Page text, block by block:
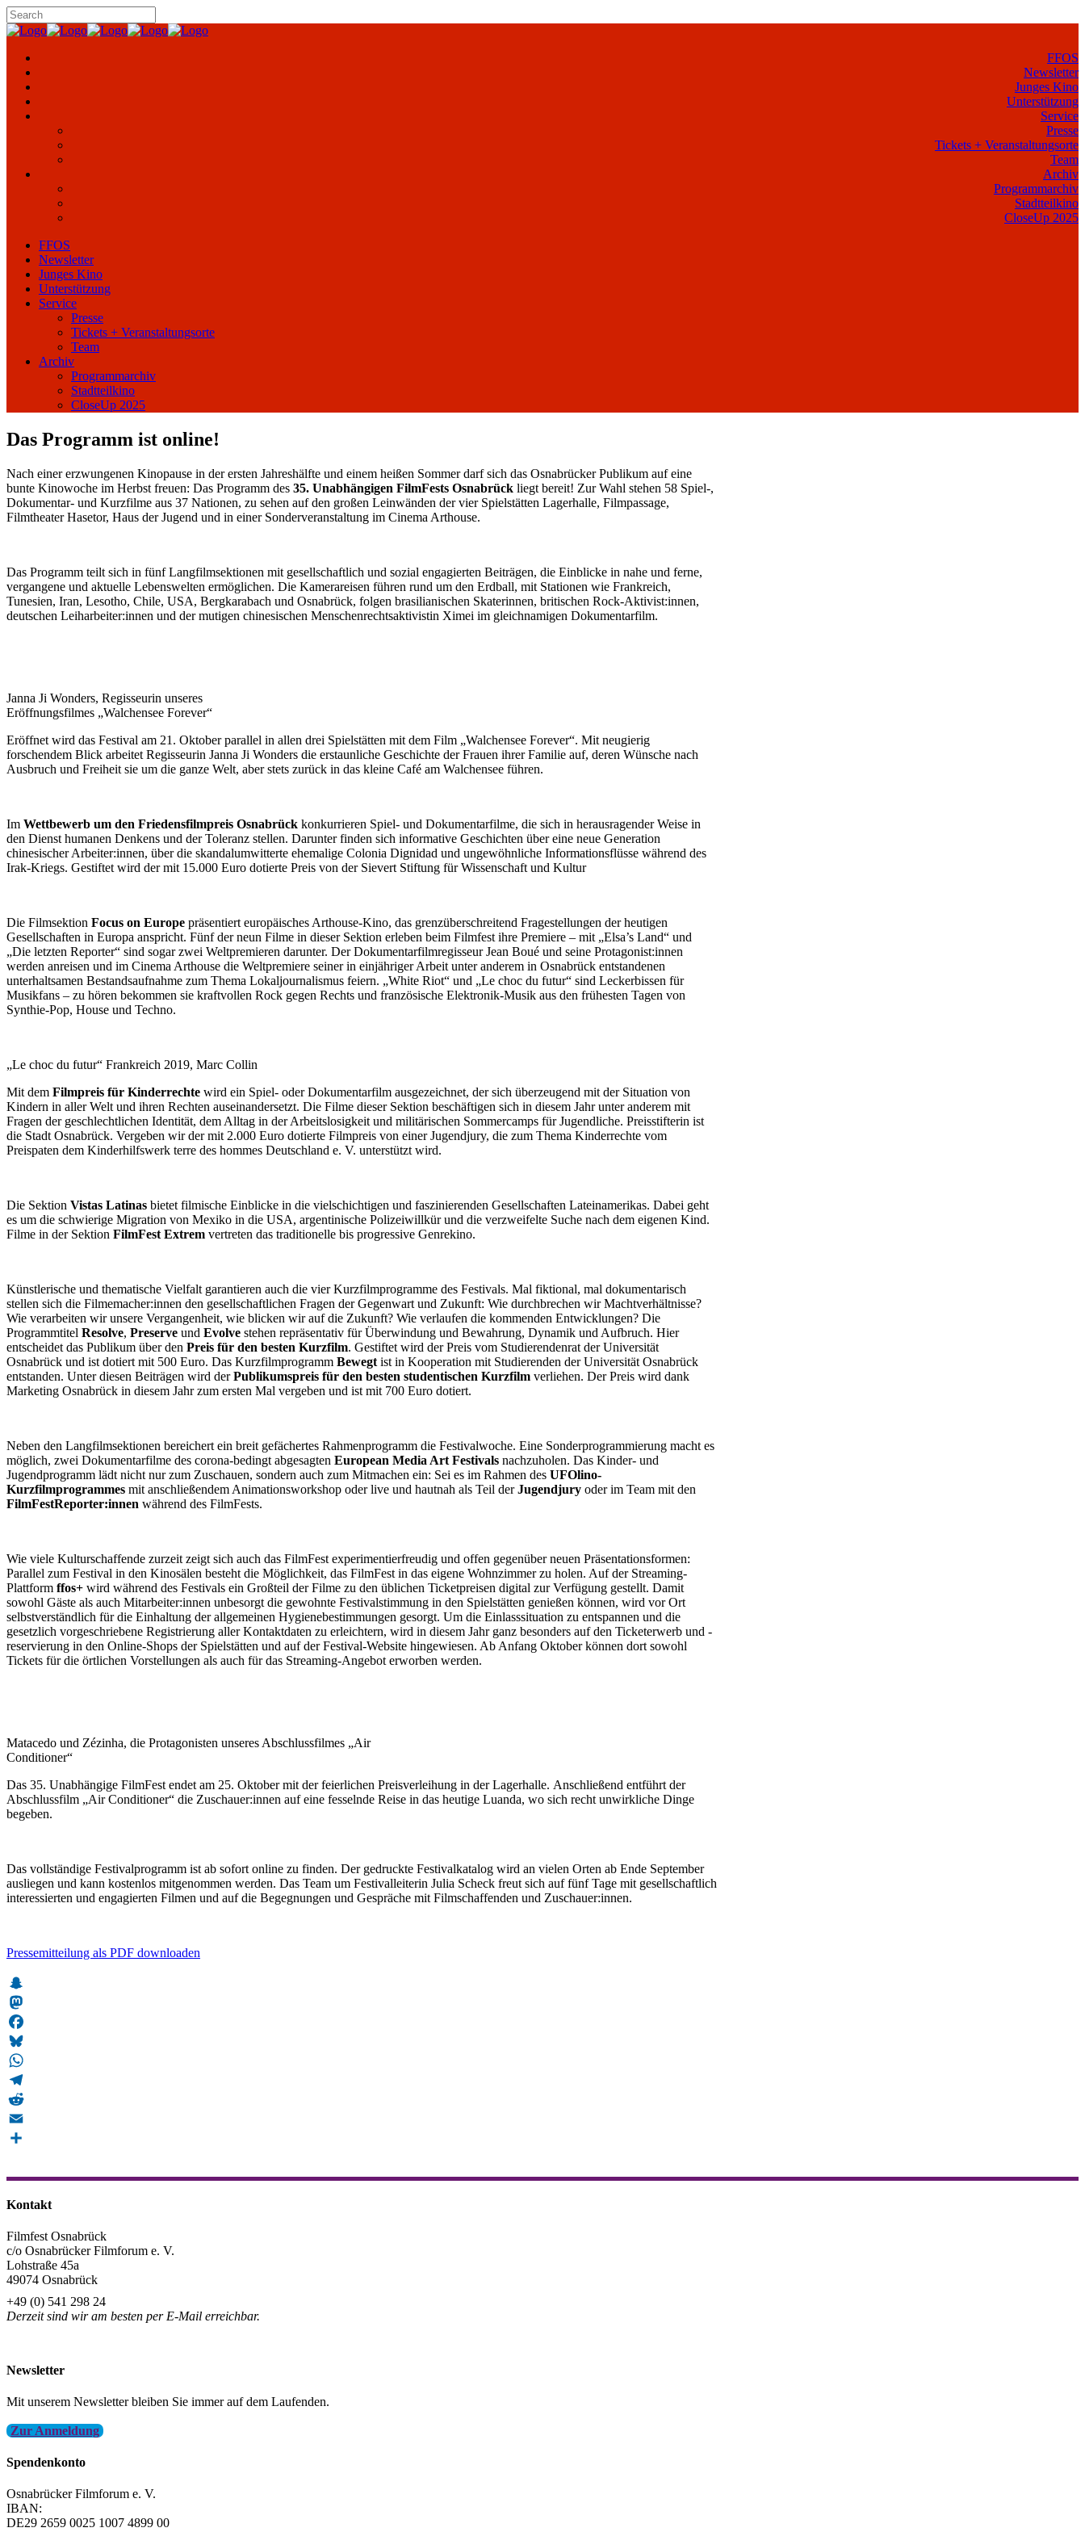
FFOS
Newsletter
Junges Kino
Unterstützung
Service
Presse
Tickets + Veranstaltungsorte
Team
Archiv
Programmarchiv
Stadtteilkino
CloseUp 2025
FFOS
Newsletter
Junges Kino
Unterstützung
Service
Presse
Tickets + Veranstaltungsorte
Team
Archiv
Programmarchiv
Stadtteilkino
CloseUp 2025
Das Programm ist online!
Nach einer erzwungenen Kinopause in der ersten Jahreshälfte und einem heißen Sommer darf sich das Osnabrücker Publikum auf eine
bunte Kinowoche im Herbst freuen: Das Programm des 35. Unabhängigen FilmFests Osnabrück liegt bereit! Zur Wahl stehen 58 Spiel-,
Dokumentar- und Kurzfilme aus 37 Nationen, zu sehen auf den großen Leinwänden der vier Spielstätten Lagerhalle, Filmpassage,
Filmtheater Hasetor, Haus der Jugend und in einer Sonderveranstaltung im Cinema Arthouse.
Das Programm teilt sich in fünf Langfilmsektionen mit gesellschaftlich und sozial engagierten Beiträgen, die Einblicke in nahe und ferne,
vergangene und aktuelle Lebenswelten ermöglichen. Die Kamerareisen führen rund um den Erdball, mit Stationen wie Frankreich,
Tunesien, Iran, Lesotho, Chile, USA, Bergkarabach und Osnabrück, folgen brasilianischen Skaterinnen, britischen Rock-Aktivist:innen,
deutschen Leiharbeiter:innen und der mutigen chinesischen Menschenrechtsaktivistin Ximei im gleichnamigen Dokumentarfilm.
Janna Ji Wonders, Regisseurin unseres
Eröffnungsfilmes „Walchensee Forever“
Eröffnet wird das Festival am 21. Oktober parallel in allen drei Spielstätten mit dem Film „Walchensee Forever“. Mit neugierig
forschendem Blick arbeitet Regisseurin Janna Ji Wonders die erstaunliche Geschichte der Frauen ihrer Familie auf, deren Wünsche nach
Ausbruch und Freiheit sie um die ganze Welt, aber stets zurück in das kleine Café am Walchensee führen.
Im Wettbewerb um den Friedensfilmpreis Osnabrück konkurrieren Spiel- und Dokumentarfilme, die sich in herausragender Weise in
den Dienst humanen Denkens und der Toleranz stellen. Darunter finden sich informative Geschichten über eine neue Generation
chinesischer Arbeiter:innen, über die skandalumwitterte ehemalige Colonia Dignidad und ungewöhnliche Informationsflüsse während des
Irak-Kriegs. Gestiftet wird der mit 15.000 Euro dotierte Preis von der Sievert Stiftung für Wissenschaft und Kultur
Die Filmsektion Focus on Europe präsentiert europäisches Arthouse-Kino, das grenzüberschreitend Fragestellungen der heutigen
Gesellschaften in Europa anspricht. Fünf der neun Filme in dieser Sektion erleben beim Filmfest ihre Premiere – mit „Elsa’s Land“ und
„Die letzten Reporter“ sind sogar zwei Weltpremieren darunter. Der Dokumentarfilmregisseur Jean Boué und seine Protagonist:innen
werden anreisen und im Cinema Arthouse die Weltpremiere seiner in einjähriger Arbeit unter anderem in Osnabrück entstandenen
unterhaltsamen Bestandsaufnahme zum Thema Lokaljournalismus feiern. „White Riot“ und „Le choc du futur“ sind Leckerbissen für
Musikfans – zu hören bekommen sie kraftvollen Rock gegen Rechts und französische Elektronik-Musik aus den frühesten Tagen von
Synthie-Pop, House und Techno.
„Le choc du futur“ Frankreich 2019, Marc Collin
Mit dem Filmpreis für Kinderrechte wird ein Spiel- oder Dokumentarfilm ausgezeichnet, der sich überzeugend mit der Situation von
Kindern in aller Welt und ihren Rechten auseinandersetzt. Die Filme dieser Sektion beschäftigen sich in diesem Jahr unter anderem mit
Fragen der geschlechtlichen Identität, dem Alltag in der Arbeitslosigkeit und militärischen Sommercamps für Jugendliche. Preisstifterin ist
die Stadt Osnabrück. Vergeben wir der mit 2.000 Euro dotierte Filmpreis von einer Jugendjury, die zum Thema Kinderrechte vom
Preispaten dem Kinderhilfswerk terre des hommes Deutschland e. V. unterstützt wird.
Die Sektion Vistas Latinas bietet filmische Einblicke in die vielschichtigen und faszinierenden Gesellschaften Lateinamerikas. Dabei geht
es um die schwierige Migration von Mexiko in die USA, argentinische Polizeiwillkür und die verzweifelte Suche nach dem eigenen Kind.
Filme in der Sektion FilmFest Extrem vertreten das traditionelle bis progressive Genrekino.
Künstlerische und thematische Vielfalt garantieren auch die vier Kurzfilmprogramme des Festivals. Mal fiktional, mal dokumentarisch
stellen sich die Filmemacher:innen den gesellschaftlichen Fragen der Gegenwart und Zukunft: Wie durchbrechen wir Machtverhältnisse?
Wie verarbeiten wir unsere Vergangenheit, wie blicken wir auf die Zukunft? Wie verlaufen die kommenden Entwicklungen? Die
Programmtitel Resolve, Preserve und Evolve stehen repräsentativ für Überwindung und Bewahrung, Dynamik und Aufbruch. Hier
entscheidet das Publikum über den Preis für den besten Kurzfilm. Gestiftet wird der Preis vom Studierendenrat der Universität
Osnabrück und ist dotiert mit 500 Euro. Das Kurzfilmprogramm Bewegt ist in Kooperation mit Studierenden der Universität Osnabrück
entstanden. Unter diesen Beiträgen wird derPublikumspreis für den besten studentischen Kurzfilm verliehen. Der Preis wird dank
Marketing Osnabrück in diesem Jahr zum ersten Mal vergeben und ist mit 700 Euro dotiert.
Neben den Langfilmsektionen bereichert ein breit gefächertes Rahmenprogramm die Festivalwoche. Eine Sonderprogrammierung macht es
möglich, zwei Dokumentarfilme des corona-bedingt abgesagten European Media Art Festivals nachzuholen. Das Kinder- und
Jugendprogramm lädt nicht nur zum Zuschauen, sondern auch zum Mitmachen ein: Sei es im Rahmen des UFOlino-
Kurzfilmprogrammes mit anschließendem Animationsworkshop oder live und hautnah als Teil derJugendjury oder im Team mit den
FilmFestReporter:innen während des FilmFests.
Wie viele Kulturschaffende zurzeit zeigt sich auch das FilmFest experimentierfreudig und offen gegenüber neuen Präsentationsformen:
Parallel zum Festival in den Kinosälen besteht die Möglichkeit, das FilmFest in das eigene Wohnzimmer zu holen. Auf der Streaming-
Plattform ffos+ wird während des Festivals ein Großteil der Filme zu den üblichen Ticketpreisen digital zur Verfügung gestellt. Damit
sowohl Gäste als auch Mitarbeiter:innen unbesorgt die gewohnte Festivalstimmung in den Spielstätten genießen können, wird vor Ort
selbstverständlich für die Einhaltung der allgemeinen Hygienebestimmungen gesorgt. Um die Einlasssituation zu entspannen und die
gesetzlich vorgeschriebene Registrierung aller Kontaktdaten zu erleichtern, wird in diesem Jahr ganz besonders auf den Ticketerwerb und -
reservierung in den Online-Shops der Spielstätten und auf der Festival-Website hingewiesen. Ab Anfang Oktober können dort sowohl
Tickets für die örtlichen Vorstellungen als auch für das Streaming-Angebot erworben werden.
Matacedo und Zézinha, die Protagonisten unseres Abschlussfilmes „Air
Conditioner“
Das 35. Unabhängige FilmFest endet am 25. Oktober mit der feierlichen Preisverleihung in der Lagerhalle. Anschließend entführt der
Abschlussfilm „Air Conditioner“ die Zuschauer:innen auf eine fesselnde Reise in das heutige Luanda, wo sich recht unwirkliche Dinge
begeben.
Das vollständige Festivalprogramm ist ab sofort online zu finden. Der gedruckte Festivalkatalog wird an vielen Orten ab Ende September
ausliegen und kann kostenlos mitgenommen werden. Das Team um Festivalleiterin Julia Scheck freut sich auf fünf Tage mit gesellschaftlich
interessierten und engagierten Filmen und auf die Begegnungen und Gespräche mit Filmschaffenden und Zuschauer:innen.
Pressemitteilung als PDF downloaden
Snapchat
Mastodon
Facebook
Bluesky
WhatsApp
Telegram
Reddit
Email
Kontakt
Filmfest Osnabrück
c/o Osnabrücker Filmforum e. V.
Lohstraße 45a
49074 Osnabrück
+49 (0) 541 298 24
Derzeit sind wir am besten per E-Mail erreichbar.
Newsletter
Mit unserem Newsletter bleiben Sie immer auf dem Laufenden.
Zur Anmeldung
Spendenkonto
Osnabrücker Filmforum e. V.
IBAN:
DE29 2659 0025 1007 4899 00